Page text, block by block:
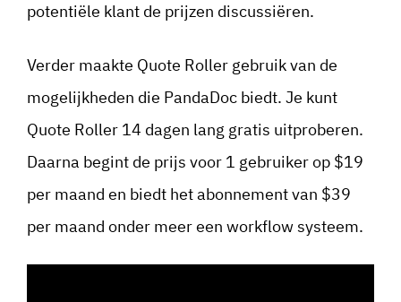
potentiële klant de prijzen discussiëren.
Verder maakte Quote Roller gebruik van de
mogelijkheden die PandaDoc biedt. Je kunt
Quote Roller 14 dagen lang gratis uitproberen.
Daarna begint de prijs voor 1 gebruiker op $19
per maand en biedt het abonnement van $39
per maand onder meer een workflow systeem.